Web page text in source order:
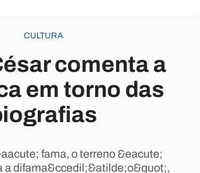
CULTURA
comenta a
em torno das
fama, o terreno &eacute;
a difama&ccedil;&atilde;o&quot;,